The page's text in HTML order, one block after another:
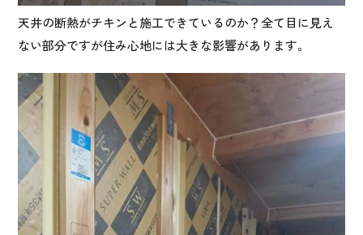
天井の断熱がチキンと施工できているのか？全て目に見え
ない部分ですが住み心地には大きな影響があります。